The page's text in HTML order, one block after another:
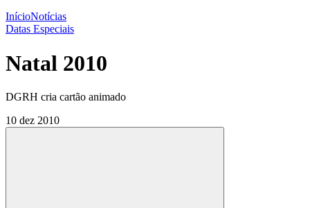
InícioNotícias
Datas Especiais
Natal 2010
DGRH cria cartão animado
10 dez 2010